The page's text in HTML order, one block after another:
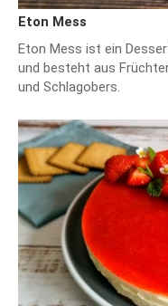
Eton Mess
Eton Mess ist ein
und besteht aus
und Schlagobers.